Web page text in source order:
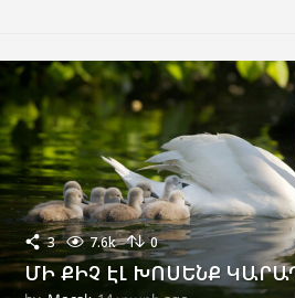
3 7.6k 0
ՄԻ ՔԻՉ ԷԼ ԽՈՍԵՆՔ